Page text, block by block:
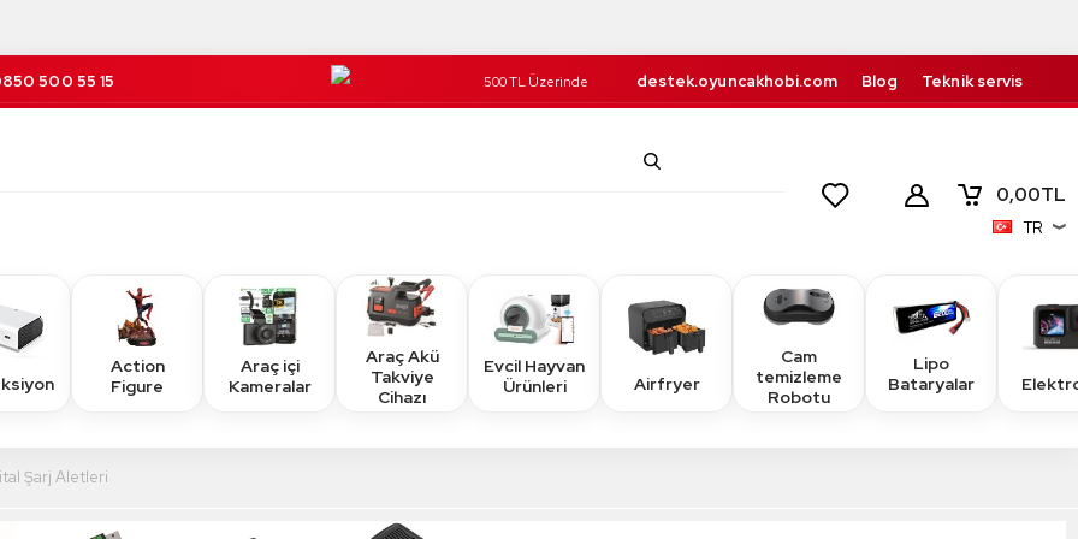
500 55 15 500 TL Üzerinde destek.oyuncakhobi.com Blog Teknik servis
0,00TL
TR
Action
Figure
Araç içi
Kameralar
Araç Akü
Takviye
Cihazı
Evcil Hayvan
Ürünleri
Airfryer
Cam
temizleme
Robotu
Lipo
Bataryalar
Şarj Aletleri